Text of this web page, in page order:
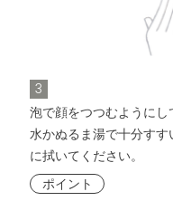
3
泡で顔をつつむようにし
水かぬるま湯で十分すす
に拭いてください。
ポイント